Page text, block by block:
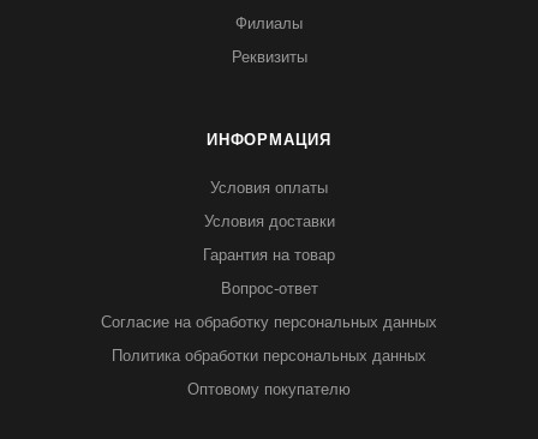
Филиалы
Реквизиты
ИНФОРМАЦИЯ
Условия оплаты
Условия доставки
Гарантия на товар
Вопрос-ответ
Согласие на обработку персональных данных
Политика обработки персональных данных
Оптовому покупателю